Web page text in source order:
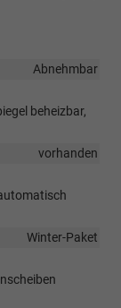
Abnehmbar
beheizbar,
vorhanden
Winter-Paket